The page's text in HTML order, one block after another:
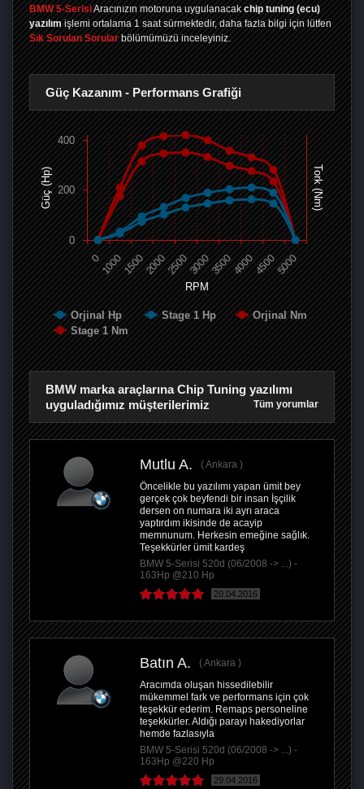
BMW 5-SerisiAracınızın motoruna uygulanacak chip tuning (ecu)
yazılım işlemi ortalama 1 saat sürmektedir, daha fazla bilgi için lütfen
Sık Sorulan Sorular bölümümüzü inceleyiniz.
Güç Kazanım - Performans Grafiği
RPM
Güç (Hp) Tork (Nm)
Orjinal Hp Stage 1 Hp
Orjinal Nm
Stage 1 Nm
0 100015002000250030003500400045005000
0
200
400
BMW marka araçlarına Chip Tuning yazılımı
uyguladığımız müşterilerimiz
Tüm yorumlar
Mutlu A.
Ankara
Öncelikle bu yazılımı yapan ümit bey
gerçek çok beyfendi bir insan İşçilik
dersen on numara iki ayrı araca
yaptırdım ikisinde de acayip
memnunum. Herkesin emeğine sağlık.
Teşekkürler ümit kardeş
BMW 5-Serisi 520d (06/2008 -> ...) -
163Hp @210 Hp
20.04.2016
Batın A.
Ankara
Aracımda oluşan hissedilebilir
mükemmel fark ve performans için çok
teşekkür ederim. Remaps personeline
teşekkürler. Aldığı parayı hakediyorlar
hemde fazlasıyla
BMW 5-Serisi 520d (06/2008 -> ...) -
163Hp @220 Hp
29.04.2016